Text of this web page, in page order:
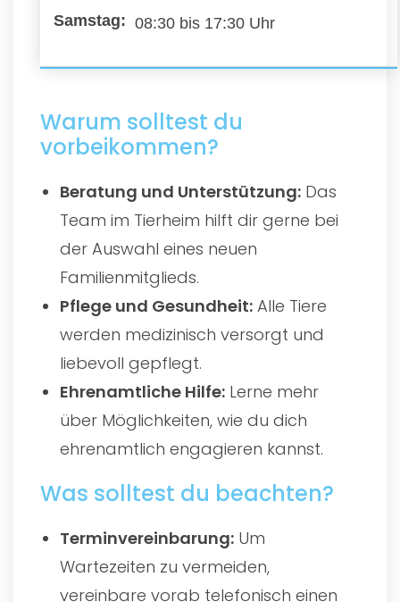
08:30 bis 17:30 Uhr
Warum solltest du
vorbeikommen?
Beratung und Unterstützung: Das
Team im Tierheim hilft dir gerne bei
der Auswahl eines neuen
Familienmitglieds.
Pflege und Gesundheit: Alle Tiere
werden medizinisch versorgt und
liebevoll gepflegt.
Ehrenamtliche Hilfe: Lerne mehr
über Möglichkeiten, wie du dich
ehrenamtlich engagieren kannst.
Was solltest du beachten?
Terminvereinbarung: Um
Wartezeiten zu vermeiden,
vereinbare vorab telefonisch einen